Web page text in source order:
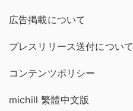
広告掲載について
プレスリリース送付について
コンテンツポリシー
michill 繁體中文版